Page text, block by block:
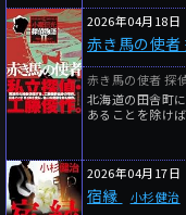
2026年04月18日
赤き馬の使者
赤き馬の使者 探
北海道の田舎町
あることを除け
2026年04月17日
宿縁 小杉健治